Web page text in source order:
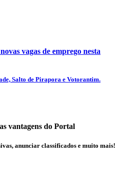
vagas de emprego nesta
Salto de Pirapora e Votorantim.
vantagens do Portal
anunciar classificados e muito mais!